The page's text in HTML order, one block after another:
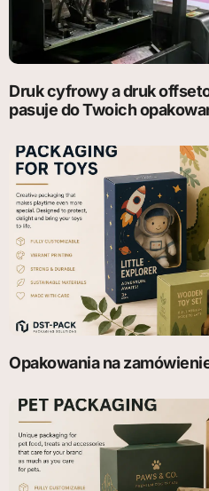
Druk cyfrowy a druk
pasuje do Twoich
Opakowania na